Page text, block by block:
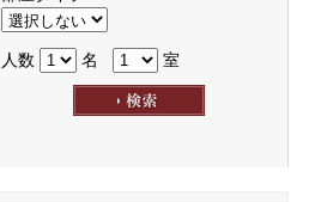
人数 名 室